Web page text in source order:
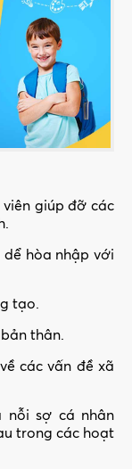
giúp đỡ các
hòa nhập với
tạo.
thân.
các vấn đề xã
nỗi sợ cá nhân
trong các hoạt